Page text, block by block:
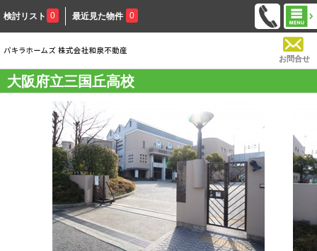
検討リスト 0 最近見た物件 0
お問合せ
大阪府立三国丘高校